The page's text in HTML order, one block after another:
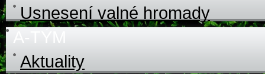
Usnesení valné hromady
A-TÝM
Aktuality